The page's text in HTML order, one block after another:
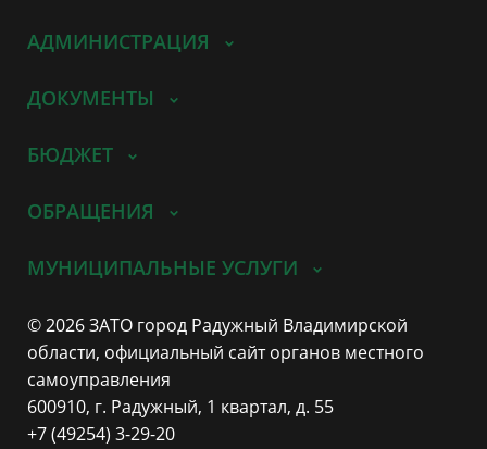
АДМИНИСТРАЦИЯ
ДОКУМЕНТЫ
БЮДЖЕТ
ОБРАЩЕНИЯ
МУНИЦИПАЛЬНЫЕ УСЛУГИ
© 2026 ЗАТО город Радужный Владимирской
области, официальный сайт органов местного
самоуправления
600910, г. Радужный, 1 квартал, д. 55
+7 (49254) 3-29-20